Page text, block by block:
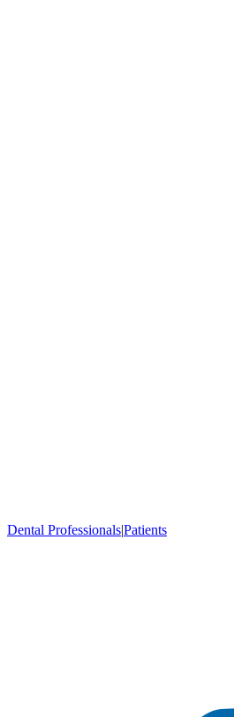
Dental Professionals|Patients